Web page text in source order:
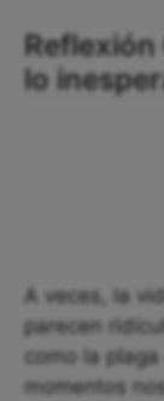
lo
A veces, la
parecen
como la
momentos